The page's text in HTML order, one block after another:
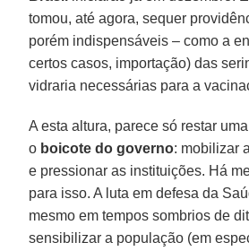
tomou, até agora, sequer
porém indispensáveis – como a
certos casos, importação) das
vidraria necessárias para a
A esta altura, parece só restar
o boicote do governo: mobilizar
e pressionar as instituições. Há
para isso. A luta em defesa da
mesmo em tempos sombrios de
sensibilizar a população (em